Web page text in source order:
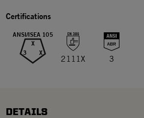
Certifications
ANSI/ISEA 105
X
3 X
2111X 3
DETAILS